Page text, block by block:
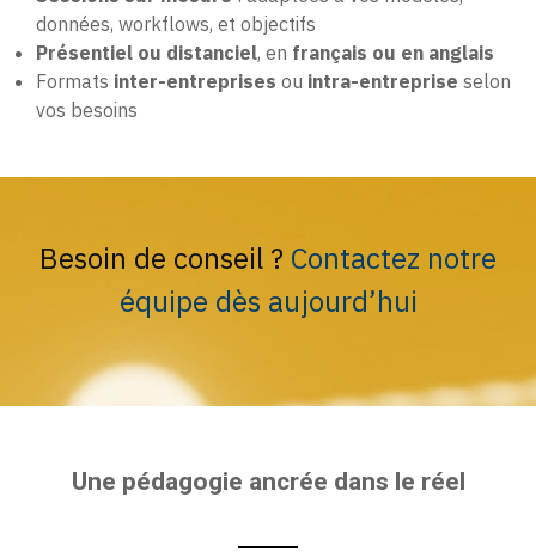
données, workflows, et objectifs
Présentiel ou distanciel, en français ou en anglais
Formats inter-entreprises ou intra-entreprise selon
vos besoins
Besoin de conseil ? Contactez notre
équipe dès aujourd’hui
Une pédagogie ancrée dans le réel